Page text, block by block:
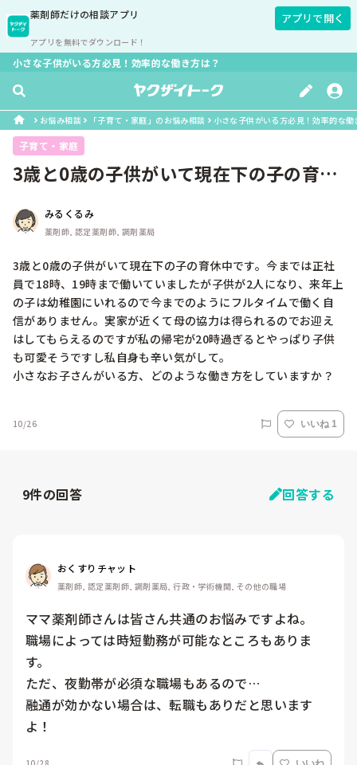
薬剤師だけの相談アプリ
アプリを無料でダウンロード！
アプリで開く
小さな子供がいる方必見！効率的な働き方は？
お悩み相談 「子育て・家庭」のお悩み相談 小さな子供がいる方必見！効率的な働
子育て・家庭
3歳と0歳の子供がいて現在下の子の育休
みるくるみ
薬剤師, 認定薬剤師, 調剤薬局
3歳と0歳の子供がいて現在下の子の育休中です。今までは正社
員で18時、19時まで働いていましたが子供が2人になり、来年上
の子は幼稚園にいれるので今までのようにフルタイムで働く自
信がありません。実家が近くて母の協力は得られるのでお迎え
はしてもらえるのですが私の帰宅が20時過ぎるとやっぱり子供
も可愛そうですし私自身も辛い気がして。
小さなお子さんがいる方、どのような働き方をしていますか？
10/26 いいね 1
9件の回答 回答する
おくすりチャット
薬剤師, 認定薬剤師, 調剤薬局, 行政・学術機関, その他の職場
ママ薬剤師さんは皆さん共通のお悩みですよね。
職場によっては時短勤務が可能なところもありま
す。
ただ、夜勤帯が必須な職場もあるので…
融通が効かない場合は、転職もありだと思います
よ！